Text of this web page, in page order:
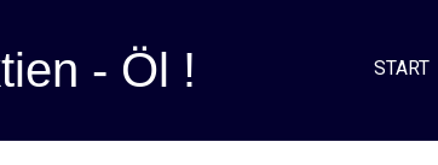
- Öl ! START